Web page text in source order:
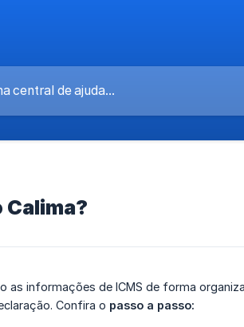
Calima?
as informações de ICMS de forma
Confira o passo a passo: